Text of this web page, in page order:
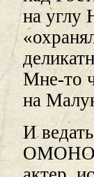
на углу
Мне-то
на
И